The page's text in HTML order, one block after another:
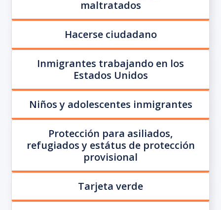
maltratados
Hacerse ciudadano
Inmigrantes trabajando en los
Estados Unidos
Niños y adolescentes inmigrantes
Protección para asiliados,
refugiados y estátus de protección
provisional
Tarjeta verde